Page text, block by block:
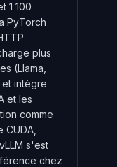
1 100
PyTorch
plus
(Llama,
intègre
et les
comme
CUDA,
s'est
chez